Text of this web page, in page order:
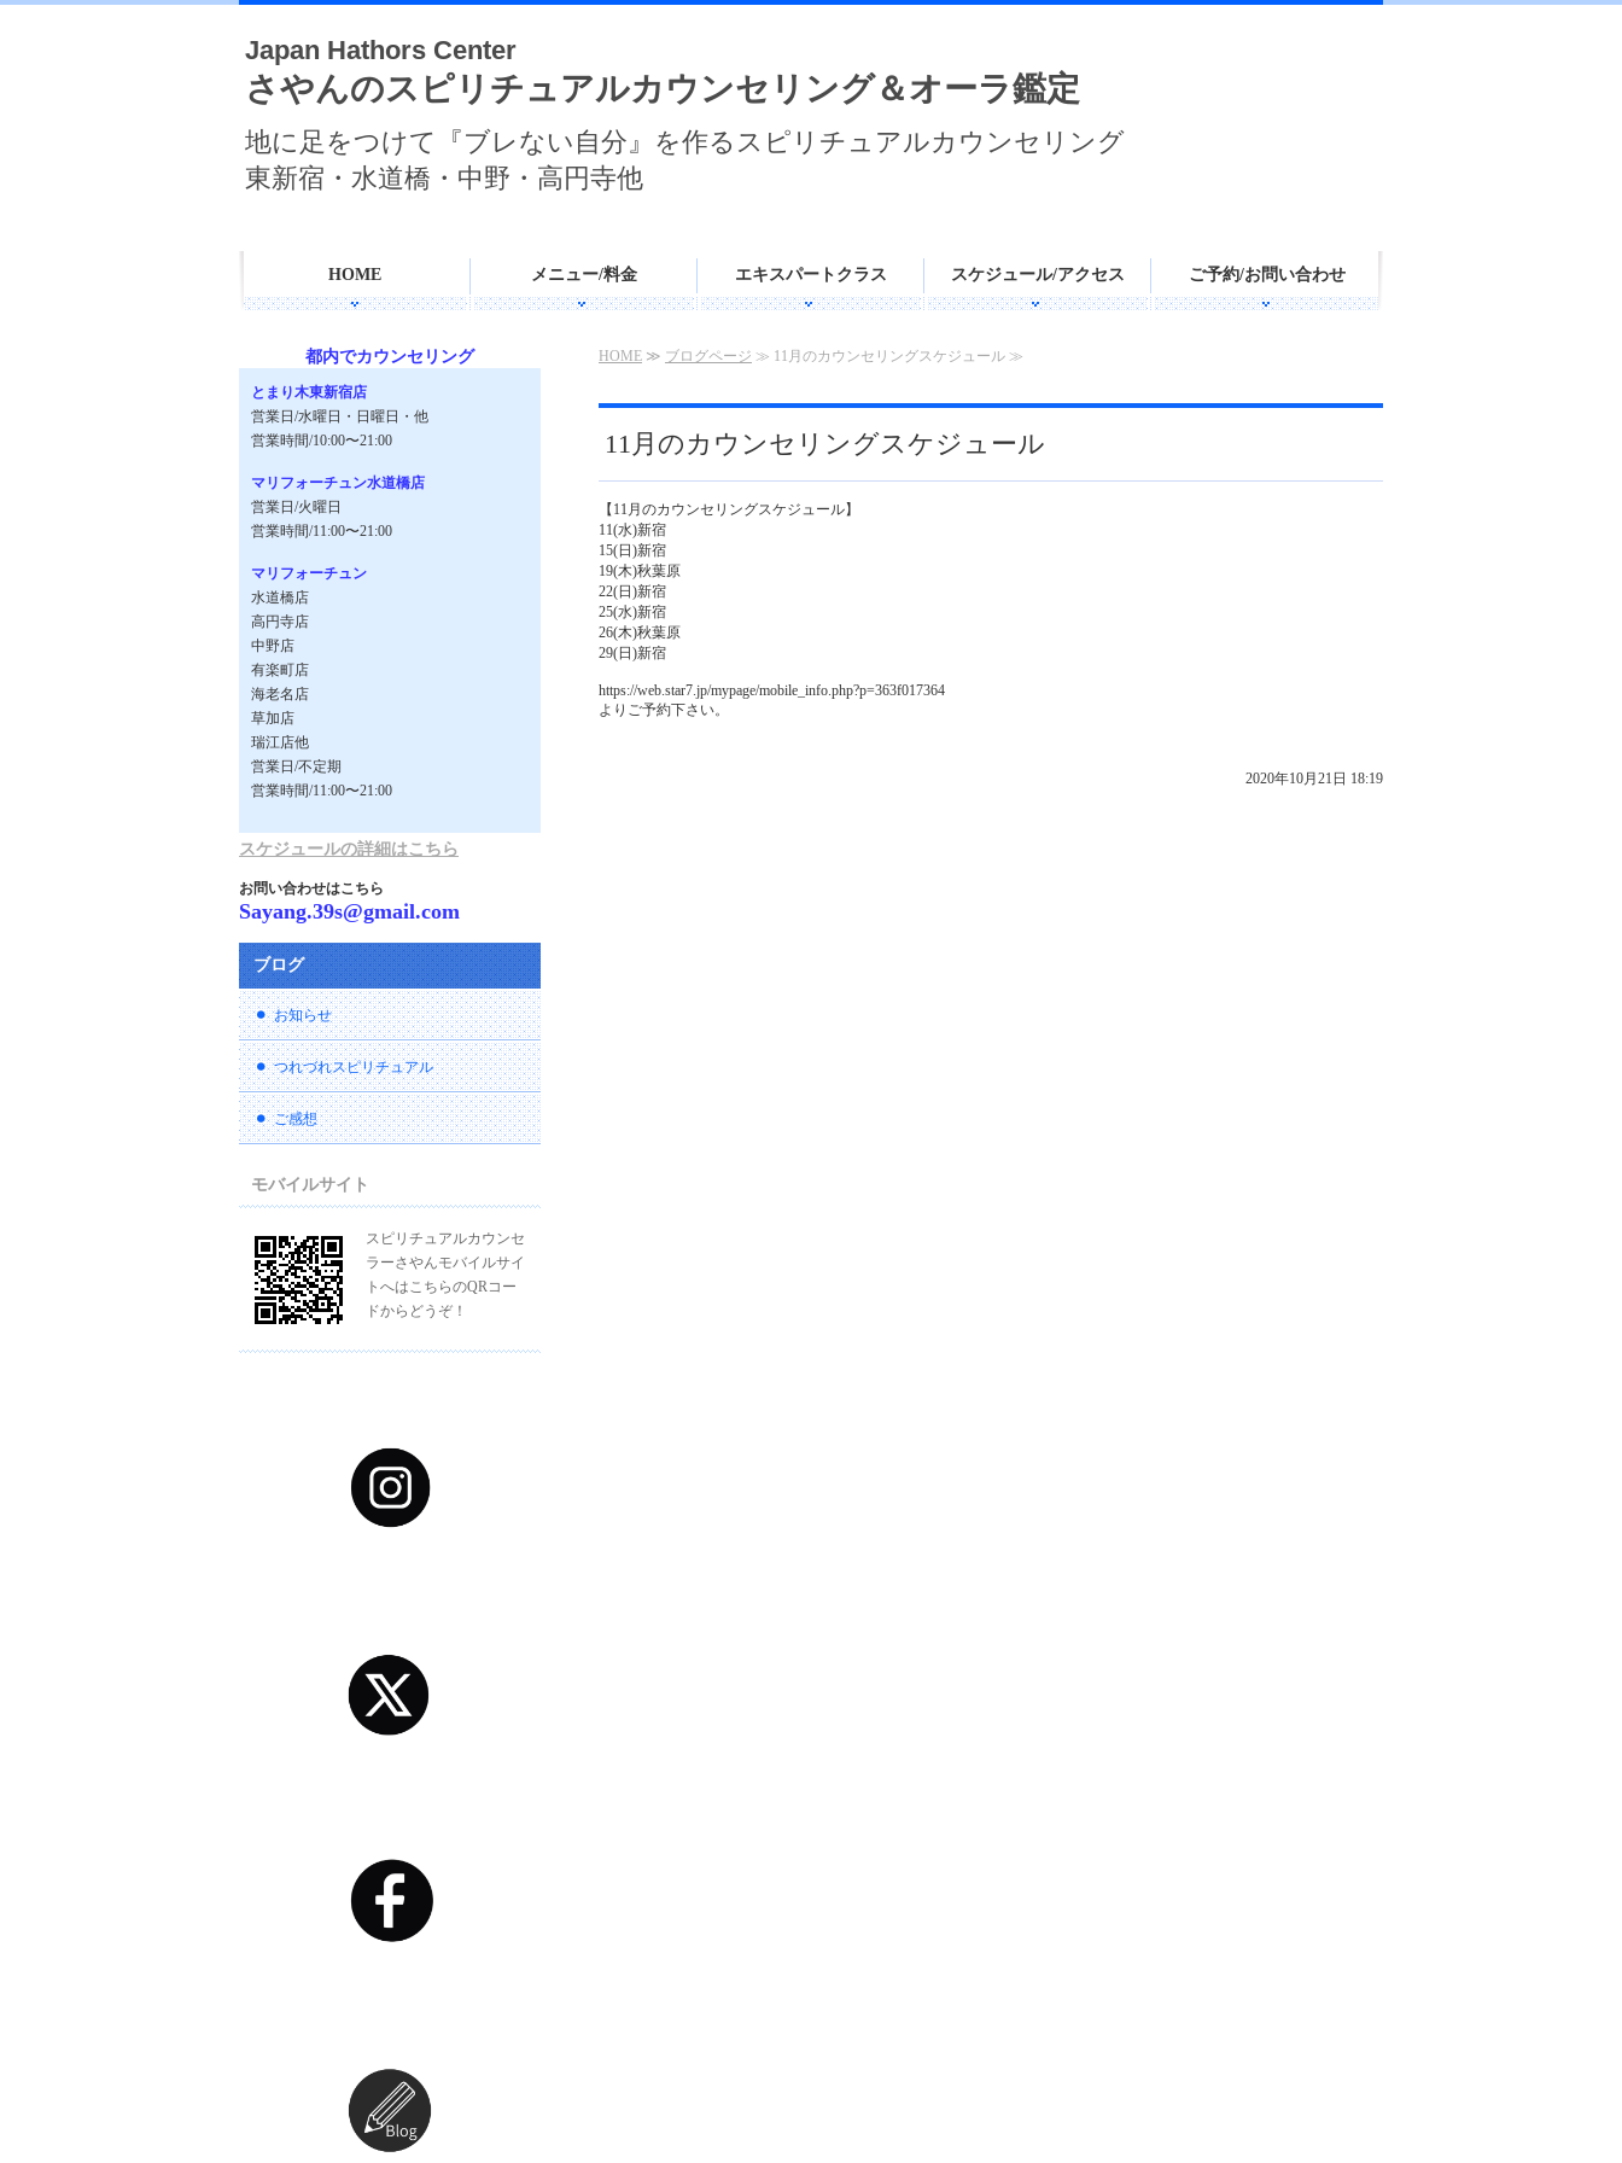
Japan Hathors Center
さやんのスピリチュアルカウンセリング＆オーラ鑑定
地に足をつけて『ブレない自分』を作るスピリチュアルカウンセリング
東新宿・水道橋・中野・高円寺他
HOME メニュー/料金 エキスパートクラス スケジュール/アクセス ご予約/お問い合わせ
HOME ≫ ブログページ ≫ 11月のカウンセリングスケジュール ≫
11月のカウンセリングスケジュール
【11月のカウンセリングスケジュール】
11(水)新宿
15(日)新宿
19(木)秋葉原
22(日)新宿
25(水)新宿
26(木)秋葉原
29(日)新宿
https://web.star7.jp/mypage/mobile_info.php?p=363f017364
よりご予約下さい。
2020年10月21日 18:19
都内でカウンセリング
とまり木東新宿店
営業日/水曜日・日曜日・他
営業時間/10:00〜21:00
マリフォーチュン水道橋店
営業日/火曜日
営業時間/11:00〜21:00
マリフォーチュン
水道橋店
高円寺店
中野店
有楽町店
海老名店
草加店
瑞江店他
営業日/不定期
営業時間/11:00〜21:00
スケジュールの詳細はこちら
お問い合わせはこちら
Sayang.39s@gmail.com
ブログ
お知らせ
つれづれスピリチュアル
ご感想
モバイルサイト
スピリチュアルカウンセ
ラーさやんモバイルサイ
トへはこちらのQRコー
ドからどうぞ！